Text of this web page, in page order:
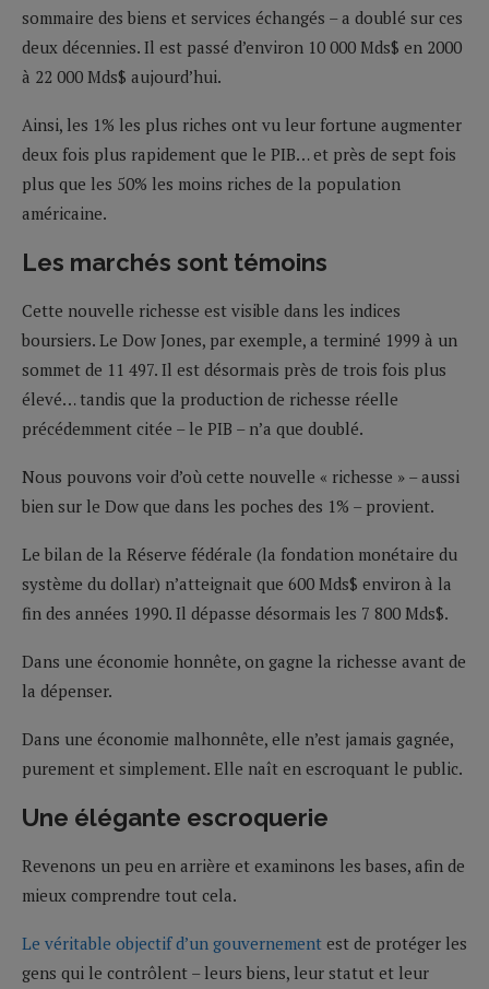
sommaire des biens et services échangés – a doublé sur ces
deux décennies. Il est passé d’environ 10 000 Mds$ en 2000
à 22 000 Mds$ aujourd’hui.
Ainsi, les 1% les plus riches ont vu leur fortune augmenter
deux fois plus rapidement que le PIB… et près de sept fois
plus que les 50% les moins riches de la population
américaine.
Les marchés sont témoins
Cette nouvelle richesse est visible dans les indices
boursiers. Le Dow Jones, par exemple, a terminé 1999 à un
sommet de 11 497. Il est désormais près de trois fois plus
élevé… tandis que la production de richesse réelle
précédemment citée – le PIB – n’a que doublé.
Nous pouvons voir d’où cette nouvelle « richesse » – aussi
bien sur le Dow que dans les poches des 1% – provient.
Le bilan de la Réserve fédérale (la fondation monétaire du
système du dollar) n’atteignait que 600 Mds$ environ à la
fin des années 1990. Il dépasse désormais les 7 800 Mds$.
Dans une économie honnête, on gagne la richesse avant de
la dépenser.
Dans une économie malhonnête, elle n’est jamais gagnée,
purement et simplement. Elle naît en escroquant le public.
Une élégante escroquerie
Revenons un peu en arrière et examinons les bases, afin de
mieux comprendre tout cela.
Le véritable objectif d’un gouvernement est de protéger les
gens qui le contrôlent – leurs biens, leur statut et leur